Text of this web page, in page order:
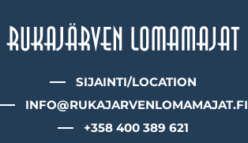
SIJAINTI/LOCATION
INFO@RUKAJARVENLOMAMAJAT.FI
+358 400 389 621